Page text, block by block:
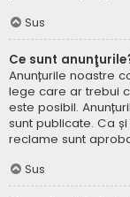
Sus
Ce sunt
Anunțurile noastre
lege care ar trebui
este posibil.
sunt publicate. Ca
reclame sunt
Sus